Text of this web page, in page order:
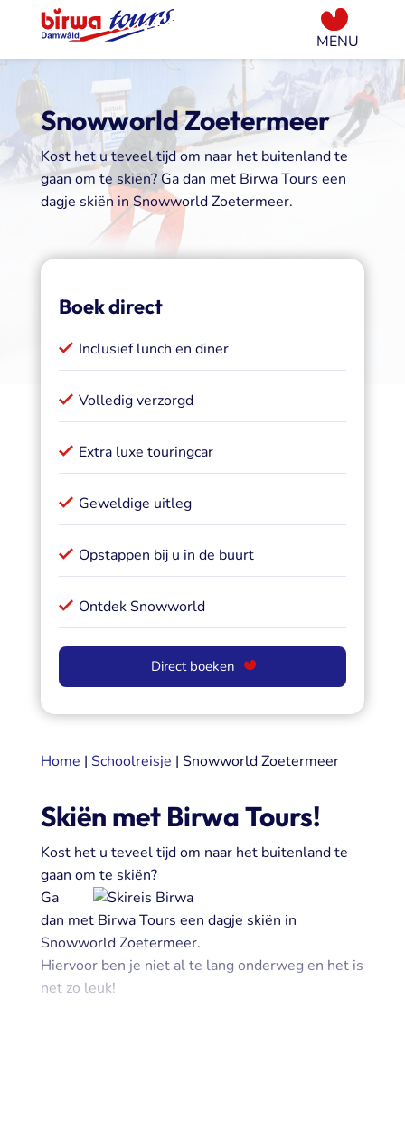
Snowworld Zoetermeer
Kost het u teveel tijd om naar het buitenland te
gaan om te skiën? Ga dan met Birwa Tours een
dagje skiën in Snowworld Zoetermeer.
Boek direct
Inclusief lunch en diner
Volledig verzorgd
Extra luxe touringcar
Geweldige uitleg
Opstappen bij u in de buurt
Ontdek Snowworld
Direct boeken
Home | Schoolreisje | Snowworld Zoetermeer
Skiën met Birwa Tours!
Kost het u teveel tijd om naar het buitenland te
gaan om te skiën?
Ga
dan met Birwa Tours een dagje skiën in
Snowworld Zoetermeer.
Hiervoor ben je niet al te lang onderweg en het is
net zo leuk!